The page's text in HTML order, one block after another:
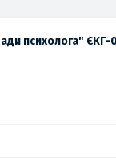
психолога" ЄКГ-